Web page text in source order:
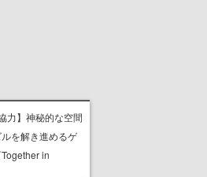
力】神秘的な空間
を解き進めるゲ
in